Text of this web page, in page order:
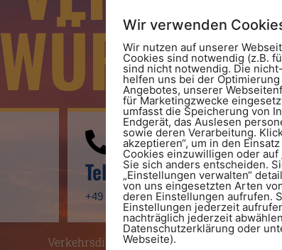
Telefon
+49 711 794 77 93
Verkehrsdienst Württemberg e.V. -
Wir verwenden
Wir nutzen auf unserer
Cookies sind notwendig (z.B.
sind nicht notwendig. Die
helfen uns bei der
Angebotes, unserer
für Marketingzwecke
umfasst die Speicherung von
Endgerät, das Auslesen
sowie deren Verarbeitung.
akzeptieren“, um in den
Cookies einzuwilligen oder auf
Sie sich anders entscheiden.
„Einstellungen verwalten“
von uns eingesetzten Arten
deren Einstellungen aufrufen.
Einstellungen jederzeit
nachträglich jederzeit
Datenschutzerklärung oder
Webseite).